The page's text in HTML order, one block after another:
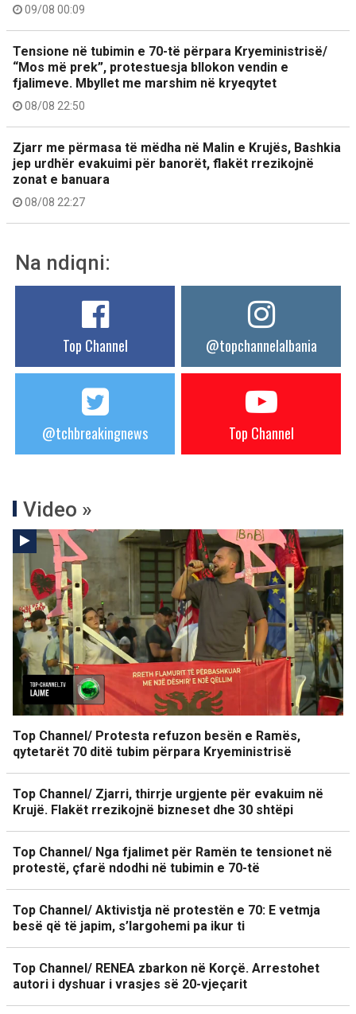
09/08 00:09
Tensione në tubimin e 70-të përpara Kryeministrisë/
“Mos më prek”, protestuesja bllokon vendin e
fjalimeve. Mbyllet me marshim në kryeqytet
08/08 22:50
Zjarr me përmasa të mëdha në Malin e Krujës, Bashkia
jep urdhër evakuimi për banorët, flakët rrezikojnë
zonat e banuara
08/08 22:27
Na ndiqni:
Top Channel @topchannelalbania
@tchbreakingnews Top Channel
Video »
Top Channel/ Protesta refuzon besën e Ramës,
qytetarët 70 ditë tubim përpara Kryeministrisë
Top Channel/ Zjarri, thirrje urgjente për evakuim në
Krujë. Flakët rrezikojnë bizneset dhe 30 shtëpi
Top Channel/ Nga fjalimet për Ramën te tensionet në
protestë, çfarë ndodhi në tubimin e 70-të
Top Channel/ Aktivistja në protestën e 70: E vetmja
besë që të japim, s’largohemi pa ikur ti
Top Channel/ RENEA zbarkon në Korçë. Arrestohet
autori i dyshuar i vrasjes së 20-vjeçarit